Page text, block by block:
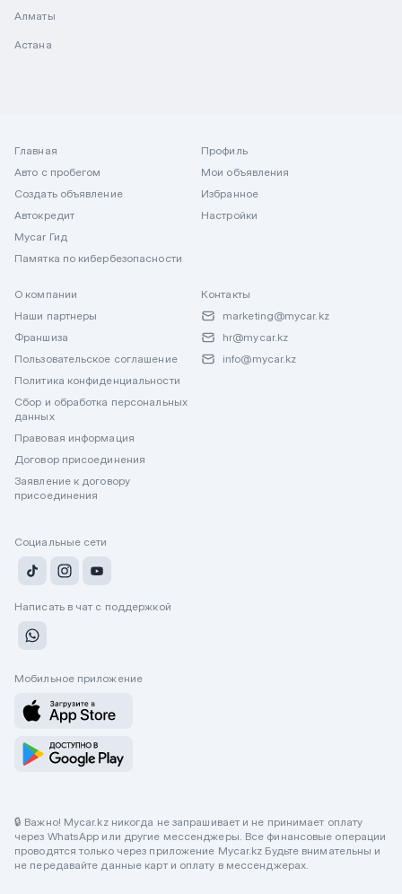
Алматы
Астана
Главная
Авто с пробегом
Создать объявление
Автокредит
Mycar Гид
Памятка по кибербезопасности
Профиль
Мои объявления
Избранное
Настройки
О компании
Наши партнеры
Франшиза
Пользовательское соглашение
Политика конфиденциальности
Сбор и обработка персональных
данных
Правовая информация
Договор присоединения
Заявление к договору
присоединения
Контакты
marketing@mycar.kz
hr@mycar.kz
info@mycar.kz
Социальные сети
Написать в чат с поддержкой
Мобильное приложение
🔒 Важно! Mycar.kz никогда не запрашивает и не принимает оплату
через WhatsApp или другие мессенджеры. Все финансовые операции
проводятся только через приложение Mycar.kz Будьте внимательны и
не передавайте данные карт и оплату в мессенджерах.